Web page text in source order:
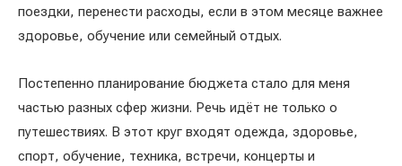
поездки, перенести расходы, если в этом месяце важнее
здоровье, обучение или семейный отдых.
Постепенно планирование бюджета стало для меня
частью разных сфер жизни. Речь идёт не только о
путешествиях. В этот круг входят одежда, здоровье,
спорт, обучение, техника, встречи, концерты и